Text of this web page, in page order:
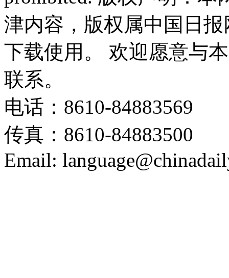
津内容，版权属中国日
下载使用。 欢迎愿意与
联系。
电话：8610-84883569
传真：8610-84883500
Email: